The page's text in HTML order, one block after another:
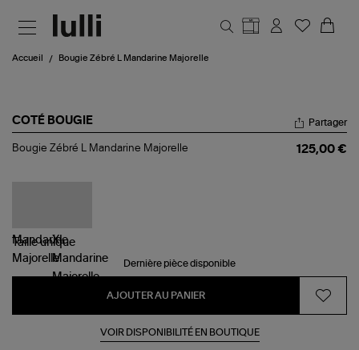
Accueil Bougie Zébré L Mandarine Majorelle
COTÉ BOUGIE
Bougie
Partager
Bougie Zébré L Mandarine Majorelle 125,00 €
Tailleunique
Dernière pièce disponible
AJOUTER AU PANIER
VOIR DISPONIBILITÉ EN BOUTIQUE